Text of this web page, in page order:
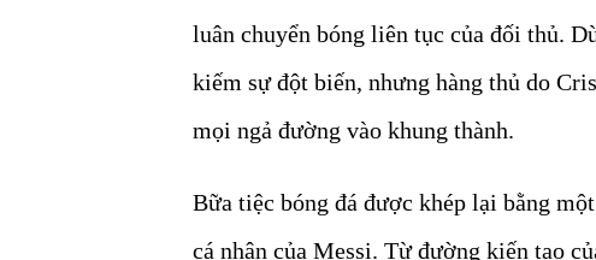
luân chuyển bóng liên tục của đối thủ.
kiếm sự đột biến, nhưng hàng thủ do
mọi ngả đường vào khung thành.
Bữa tiệc bóng đá được khép lại bằng
cá nhân của Messi. Từ đường kiến tạo